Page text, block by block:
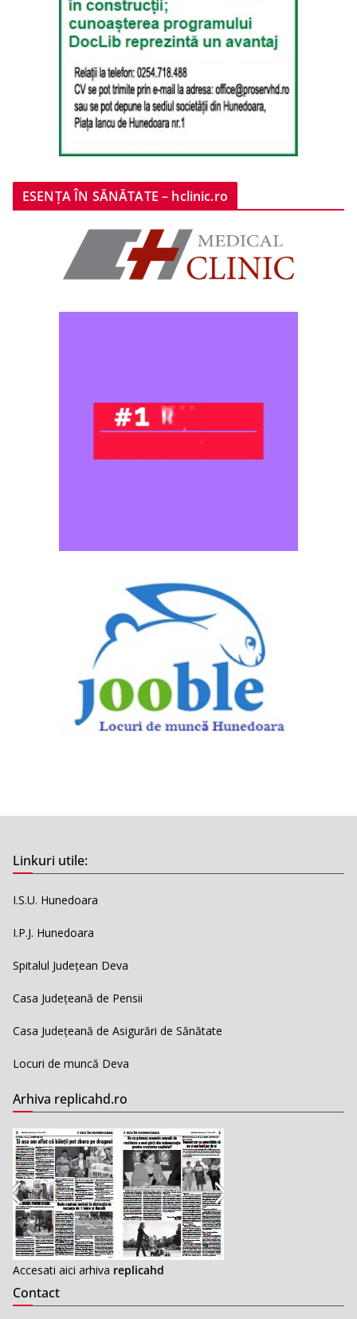
ESENȚA ÎN SĂNĂTATE – hclinic.ro
Linkuri utile:
I.S.U. Hunedoara
I.P.J. Hunedoara
Spitalul Județean Deva
Casa Județeană de Pensii
Casa Județeană de Asigurări de Sănătate
Locuri de muncă Deva
Arhiva replicahd.ro
Accesati aici arhiva replicahd
Contact